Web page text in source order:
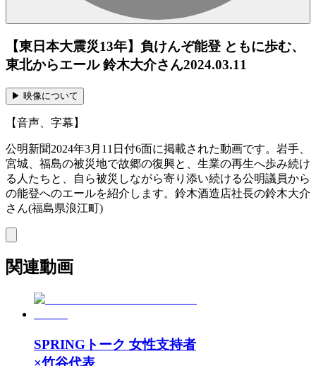
【東日本大震災13年】負けんぞ能登 ともに歩む、
東北からエール 鈴木大介さん2024.03.11
▶︎ 映像について
【音声、字幕】
公明新聞2024年3月11日付6面に掲載された動画です。岩手、
宮城、福島の被災地で故郷の復興と、生業の再生へ歩み続け
る人たちと、自ら被災しながら寄り添い続ける公明議員から
の能登へのエールを紹介します。鈴木酒造店社長の鈴木大介
さん(福島県浪江町)
関連動画
SPRINGトーク 女性支持者
×竹谷代表